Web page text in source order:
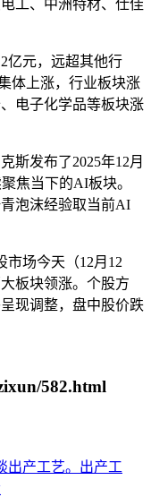
工、中洲特材、仕佳
元，远超其他行
体上涨，行业板块涨
电子化学品等板块涨
发布了2025年12月
焦当下的AI板块。
泡沫经验取当前AI
场今天（12月12
板块领涨。个股方
现调整，盘中股价跌
582.html
出产工艺。出产工